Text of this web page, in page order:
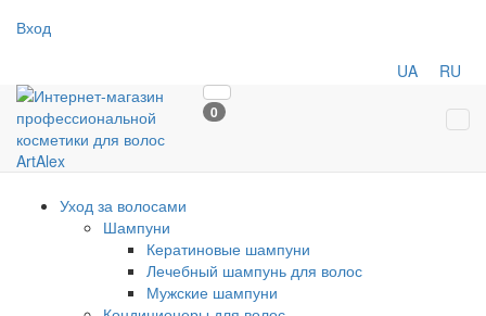
Вход
UA RU
0
Уход за волосами
Шампуни
Кератиновые шампуни
Лечебный шампунь для волос
Мужские шампуни